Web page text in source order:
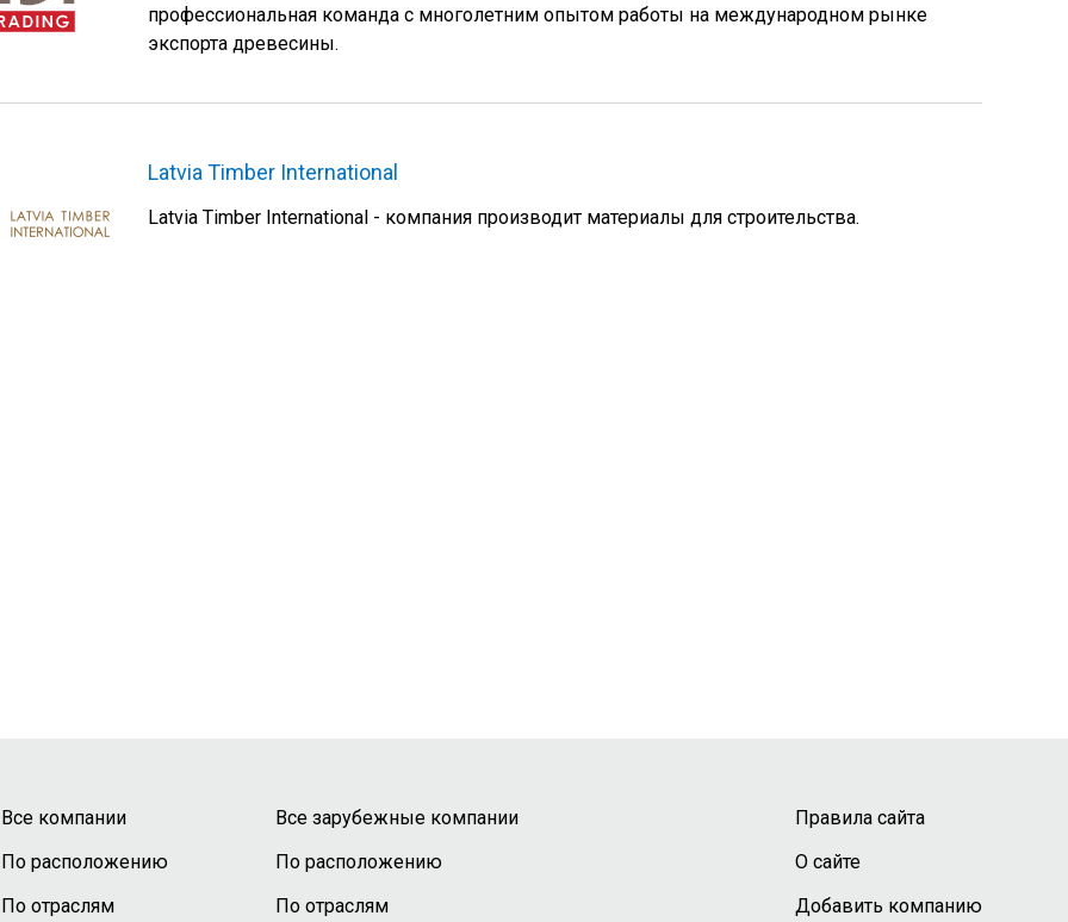
профессиональная команда с многолетним опытом работы на международном рынке
экспорта древесины.
Latvia Timber International
Latvia Timber International - компания производит материалы для строительства.
Все компании
По расположению
По отраслям
Все зарубежные компании
По расположению
По отраслям
Правила сайта
О сайте
Добавить компанию